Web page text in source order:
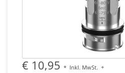
€ 10,95 * Inkl. MwSt. +